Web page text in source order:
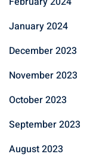
January 2024
December 2023
November 2023
October 2023
September 2023
August 2023